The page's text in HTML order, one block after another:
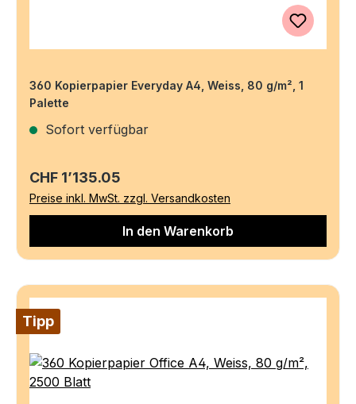
360 Kopierpapier Everyday A4, Weiss, 80 g/m², 1
Palette
Sofort verfügbar
Regulärer Preis:
CHF 1’135.05
Preise inkl. MwSt. zzgl. Versandkosten
In den Warenkorb
Tipp